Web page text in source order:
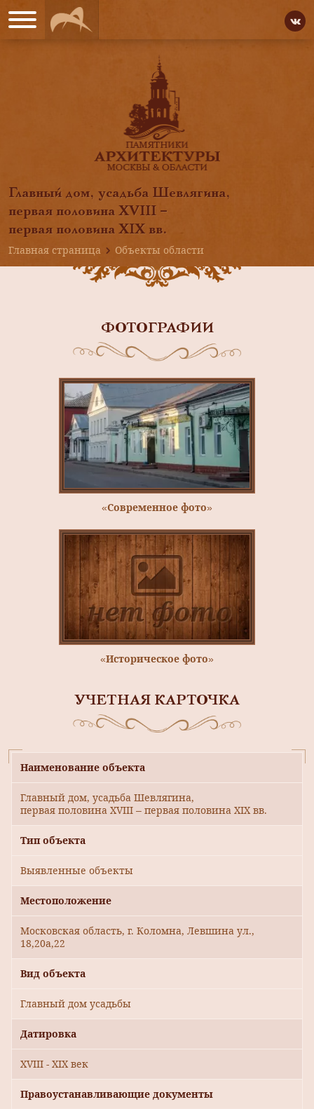
Главный дом, усадьба Шевлягина,
первая половина XVIII –
первая половина XIX вв.
Главная страница
Объекты области
ФОТОГРАФИИ
«Современное фото»
«Историческое фото»
УЧЕТНАЯ КАРТОЧКА
Наименование объекта
Главный дом, усадьба Шевлягина,
первая половина XVIII – первая половина XIX вв.
Тип объекта
Выявленные объекты
Местоположение
Московская область, г. Коломна, Левшина ул.,
18,20а,22
Вид объекта
Главный дом усадьбы
Датировка
XVIII - XIX век
Правоустанавливающие документы